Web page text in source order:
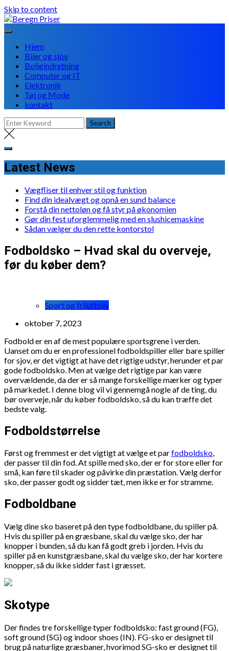
Skip to content
Hjem
Biler og sjov
Boligindretning
Computer og IT
Elektronik
Tøj og Mode
kontakt
Latest News
Vægfliser til enhver stil og funktion
Find din idealvægt og opnå en sund balance
Forstå din nettoløn og få styr på økonomien
Gør din fest uforglemmelig med en slushicemaskine
Sådan vælger du den rette kontorstol
Fodboldsko – Hvad skal du overveje,
før du køber dem?
Sport og friluftsliv
oktober 7, 2023
Fodbold er en af de mest populære sportsgrene i verden.
Uanset om du er en professionel fodboldspiller eller bare spiller
for sjov, er det vigtigt at have det rigtige udstyr, herunder et par
gode fodboldsko. Men at vælge det rigtige par kan være
overvældende, da der er så mange forskellige mærker og typer
på markedet. I denne blog vil vi gennemgå nogle af de ting, du
bør overveje, når du køber fodboldsko, så du kan træffe det
bedste valg.
Fodboldstørrelse
Først og fremmest er det vigtigt at vælge et parfodboldsko,
der passer til din fod. At spille med sko, der er for store eller for
små, kan føre til skader og påvirke din præstation. Vælg derfor
sko, der passer godt og sidder tæt, men ikke er for stramme.
Fodboldbane
Vælg dine sko baseret på den type fodboldbane, du spiller på.
Hvis du spiller på en græsbane, skal du vælge sko, der har
knopper i bunden, så du kan få godt greb i jorden. Hvis du
spiller på en kunstgræsbane, skal du vælge sko, der har kortere
knopper, så du ikke sidder fast i græsset.
Skotype
Der findes tre forskellige typer fodboldsko: fast ground (FG),
soft ground (SG) og indoor shoes (IN). FG-sko er designet til
brug på naturlige græsbaner, hvorimod SG-sko er designet til